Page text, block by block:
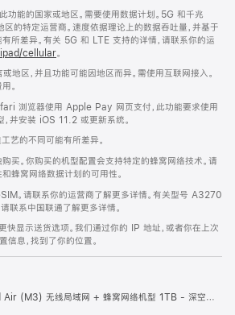
能的国家或地区。需要使用数据计划。5G 和千兆
区的特定运营商。速度依据理论上的数据吞吐量，并基于
所差异。有关 5G 和 LTE 支持的详情，请联系你的运
cellular。
区，并且功能可能因地区而异。需使用互联网接入。
。
浏览器使用 Apple Pay 网页支付，此功能要求使用
并安装 iOS 11.2 或更新系统。
艺的不同可能有所差异。
买。你购买的机型配置会支持特定的蜂窝网络技术。请
蜂窝网络数据计划的可用性。
。请联系你的运营商了解更多详情。有关型号 A3270
联系中国联通了解更多详情。
快显示送货选项。我们通过你的 IP 地址，或者你在上次
息，找到了你的位置。
(M3) 无线局域网 + 蜂窝网络机型 1TB - 深空灰色